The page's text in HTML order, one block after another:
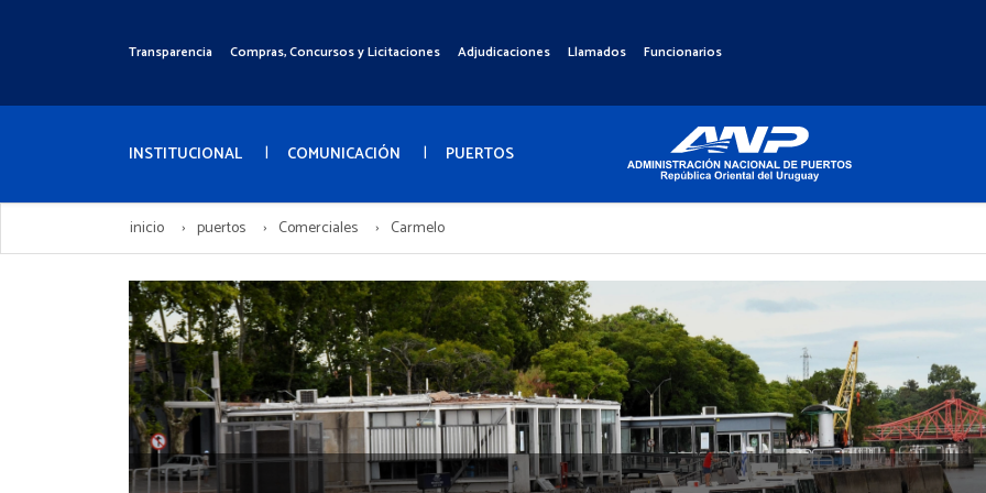
Menú
Transparencia Compras, Concursos y Licitaciones Adjudicaciones Llamados Funcionarios
Menú
INSTITUCIONAL COMUNICACIÓN PUERTOS
inicio puertos Comerciales Carmelo